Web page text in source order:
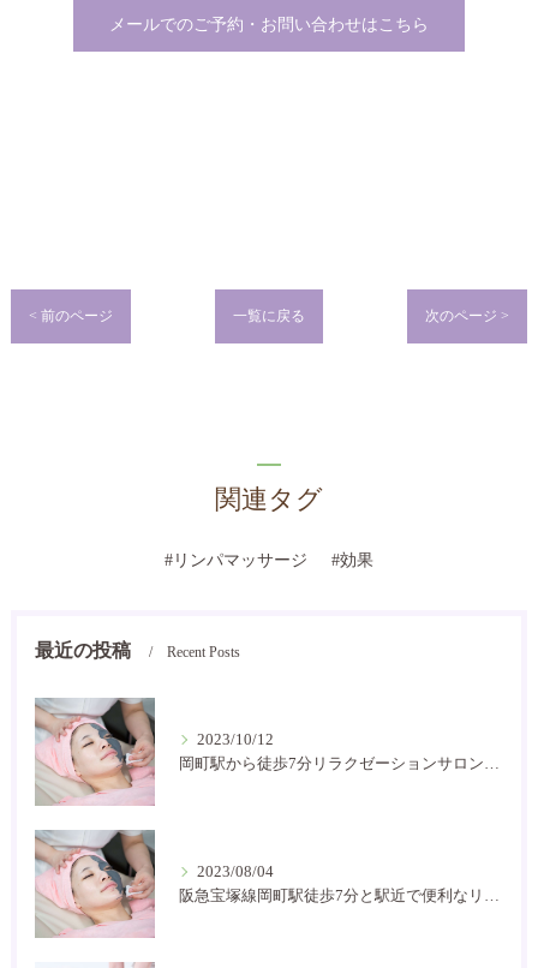
メールでのご予約・お問い合わせはこちら
< 前のページ 一覧に戻る 次のページ >
関連タグ
#リンパマッサージ #効果
最近の投稿 Recent Posts
2023/10/12
岡町駅から徒歩7分リラクゼーションサロン癒し空間です
2023/08/04
阪急宝塚線岡町駅徒歩7分と駅近で便利なリラクゼーションサロン！お家サロンで気軽に通いやすいです。